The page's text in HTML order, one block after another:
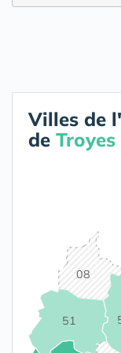
Villes de l'
de Troyes
08
51